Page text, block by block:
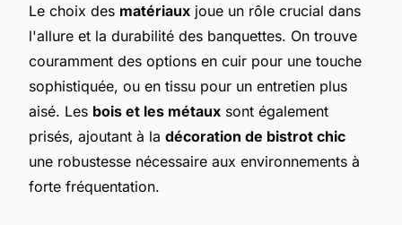
Le choix des matériaux joue un rôle crucial dans
l'allure et la durabilité des banquettes. On trouve
couramment des options en cuir pour une touche
sophistiquée, ou en tissu pour un entretien plus
aisé. Les bois et les métaux sont également
prisés, ajoutant à la décoration de bistrot chic
une robustesse nécessaire aux environnements à
forte fréquentation.